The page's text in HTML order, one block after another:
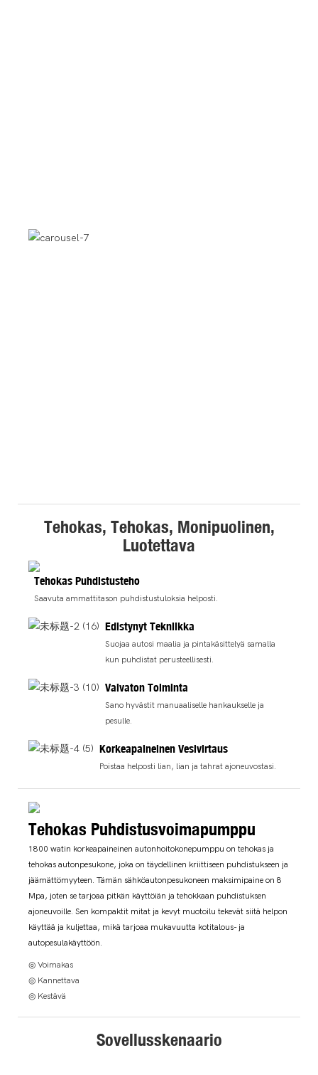
Tehokas, Tehokas, Monipuolinen,
Luotettava
Tehokas Puhdistusteho
Saavuta ammattitason puhdistustuloksia helposti.
Edistynyt Tekniikka
Suojaa autosi maalia ja pintakäsittelyä samalla
kun puhdistat perusteellisesti.
Vaivaton Toiminta
Sano hyvästit manuaaliselle hankaukselle ja
pesulle.
Korkeapaineinen Vesivirtaus
Poistaa helposti lian, lian ja tahrat ajoneuvostasi.
Tehokas Puhdistusvoimapumppu
1800 watin korkeapaineinen autonhoitokonepumppu on tehokas ja
tehokas autonpesukone, joka on täydellinen kriittiseen puhdistukseen ja
jäämättömyyteen. Tämän sähköautonpesukoneen maksimipaine on 8
Mpa, joten se tarjoaa pitkän käyttöiän ja tehokkaan puhdistuksen
ajoneuvoille. Sen kompaktit mitat ja kevyt muotoilu tekevät siitä helpon
käyttää ja kuljettaa, mikä tarjoaa mukavuutta kotitalous- ja
autopesulakäyttöön.
◎ Voimakas
◎ Kannettava
◎ Kestävä
Sovellusskenaario